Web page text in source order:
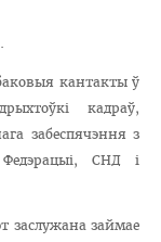
кантакты ў
кадраў,
забеспячэння з
СНД і
заслужана займае